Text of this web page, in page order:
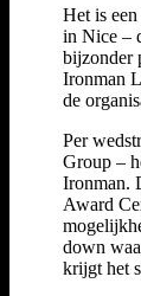
Het is
in Nice –
bijzonder
Ironman
de
Per
Group –
Ironman.
Award
down
krijgt het